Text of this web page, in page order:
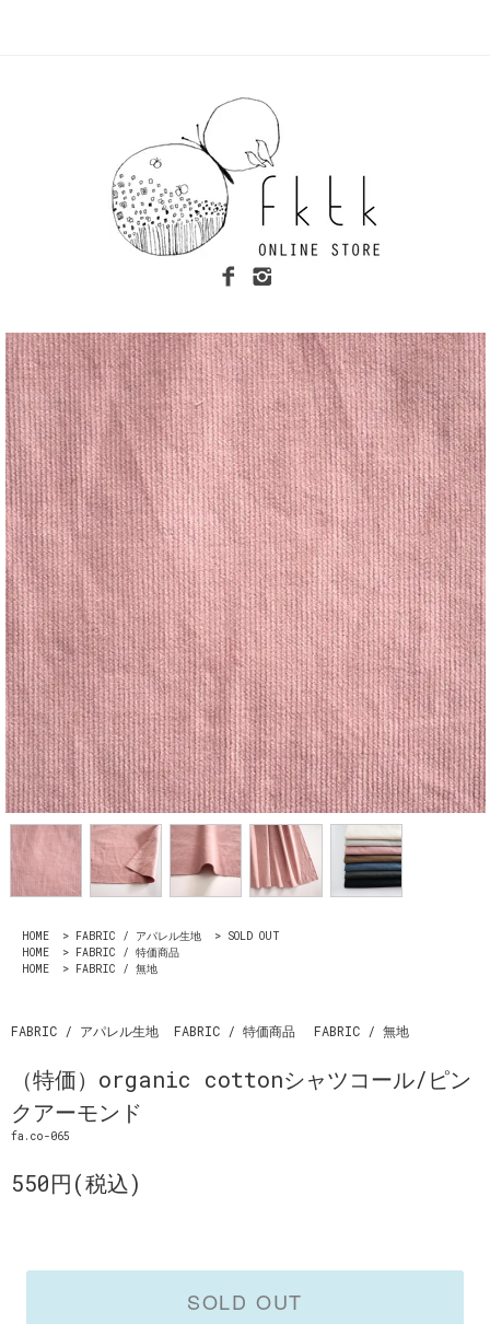
HOME > FABRIC / アパレル生地 > SOLD OUT
HOME
> FABRIC / 特価商品
HOME
> FABRIC / 無地
FABRIC / アパレル生地 FABRIC / 特価商品 FABRIC / 無地
（特価）organic cottonシャツコール/ピン
クアーモンド
fa.co-065
550円(税込)
SOLD OUT